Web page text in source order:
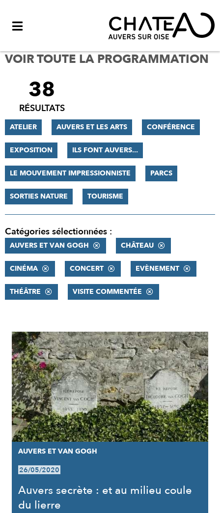
VOIR TOUTE LA PROGRAMMATION
FILTRER
RÉSULTATS
38
RÉSULTATS
ATELIER AUVERS ET LES ARTS CONFÉRENCE
EXPOSITION ILS FONT AUVERS...
LE MOUVEMENT IMPRESSIONNISTE PARCS
SORTIES NATURE TOURISME
Catégories sélectionnées :
AUVERS ET VAN GOGH CHÂTEAU
CINÉMA CONCERT EVÈNEMENT
THÉÂTRE VISITE COMMENTÉE
RÉSULTATS
AUVERS ET VAN GOGH
26/05/2020
Auvers secrète : et au milieu coule
du lierre